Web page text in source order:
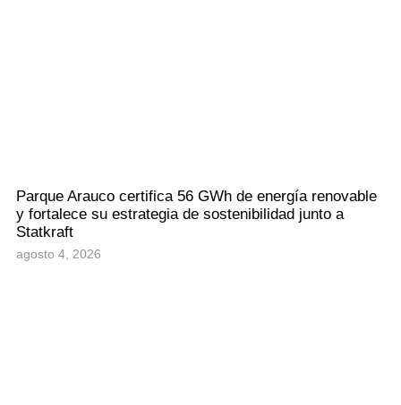
Parque Arauco certifica 56 GWh de energía renovable
y fortalece su estrategia de sostenibilidad junto a
Statkraft
agosto 4, 2026